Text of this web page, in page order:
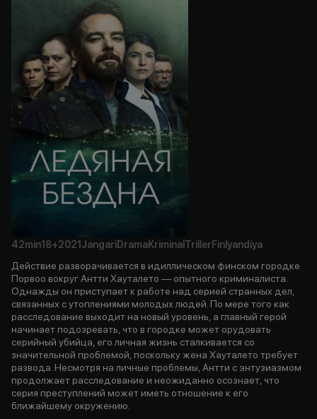
42min18+2021 JangariDramaKriminal Triller Finlyandiya
Действие разворачивается в идиллическом финском городке
Порвоо вокруг Антти Хауталето — опытного криминалиста.
Однажды он приступает к работе над серией странных дел,
связанных с утоплениями молодых людей. По мере того как
расследование выходит на новый уровень, а главный герой
начинает подозревать, что в городке может орудовать
серийный убийца, его личная жизнь сталкивается со
значительной проблемой, поскольку жена Хауталето требует
развода. Несмотря на личные проблемы, Антти с энтузиазмом
продолжает расследование и неожиданно осознает, что
серия преступлений может иметь отношение к его
ближайшему окружению.